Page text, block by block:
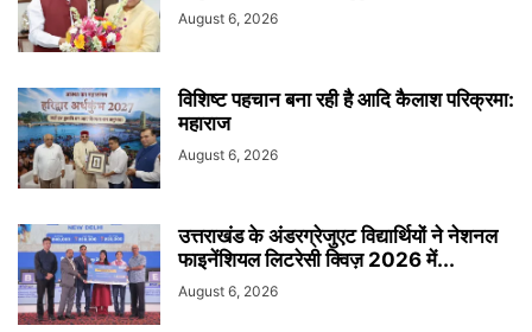
August 6, 2026
विशिष्ट पहचान बना रही है आदि कैलाश परिक्रमा:
महाराज
August 6, 2026
उत्तराखंड के अंडरग्रेजुएट विद्यार्थियों ने नेशनल
फाइनेंशियल लिटरेसी क्विज़ 2026 में...
August 6, 2026